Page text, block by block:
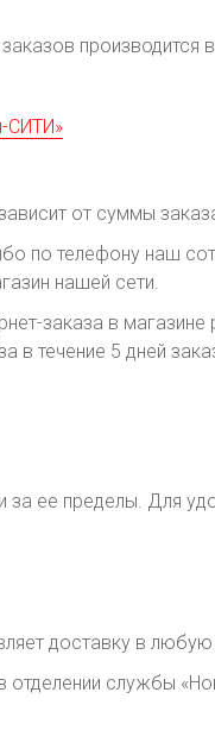
производится
СИТИ»
от суммы
по телефону наш
нашей сети.
заказа в
в течение 5 дней
ее пределы. Для
доставку в любую
отделении службы